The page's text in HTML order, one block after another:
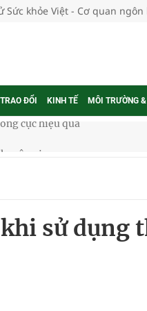
Sức khỏe Việt - Cơ quan ngôn
ĐỔI KINH TẾ MÔI TRƯỜNG
ung thư
thuốc
sử dụng